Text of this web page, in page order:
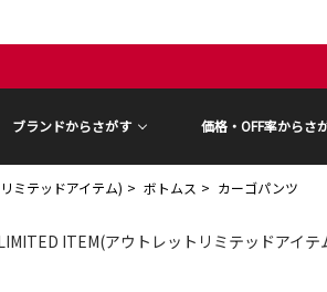
ブランドからさがす 価格・OFF率からさ
ミテッドアイテム) ボトムス カーゴパンツ
ITEM(アウトレットリミテッドアイテ